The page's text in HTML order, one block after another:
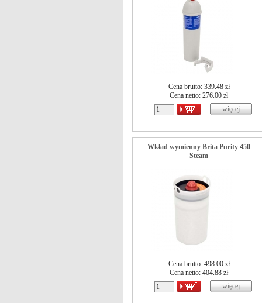
Cena brutto: 339.48 zł
Cena netto: 276.00 zł
Wkład wymienny Brita Purity 450
Steam
Cena brutto: 498.00 zł
Cena netto: 404.88 zł